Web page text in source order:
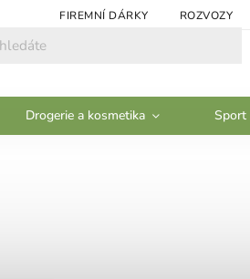
FIREMNÍ DÁRKY ROZVOZY
Drogerie a kosmetika Sport